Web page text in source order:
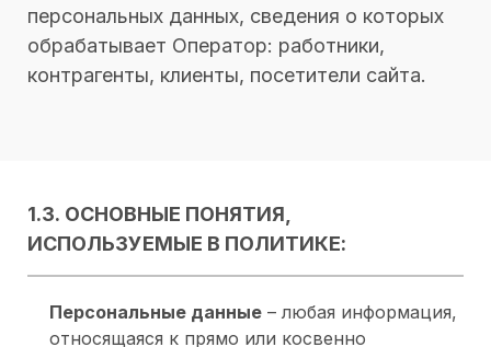
персональных данных, сведения о которых
обрабатывает Оператор: работники,
контрагенты, клиенты, посетители сайта.
1.3. ОСНОВНЫЕ ПОНЯТИЯ,
ИСПОЛЬЗУЕМЫЕ В ПОЛИТИКЕ:
Персональные данные – любая информация,
относящаяся к прямо или косвенно